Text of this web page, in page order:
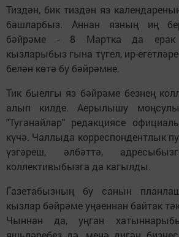
Тиздән, бик тиздән яз
башларбыз. Аннан язның иң
бәйрәме - 8 Мартка да ерак
кызларыбыз гына түгел, ир-
белән көтә бу бәйрәмне.
Тик быелгы яз бәйрәме безнең
алып килде. Аерылышу
"Туганайлар" редакциясе
күчә. Чаллыда корреспондентлык
үзгәреш, әлбәттә,
коллективыбызга да кагылды.
Газетабызның бу санын
кызлар бәйрәме уңаеннан байтак
Чыннан да, уңган